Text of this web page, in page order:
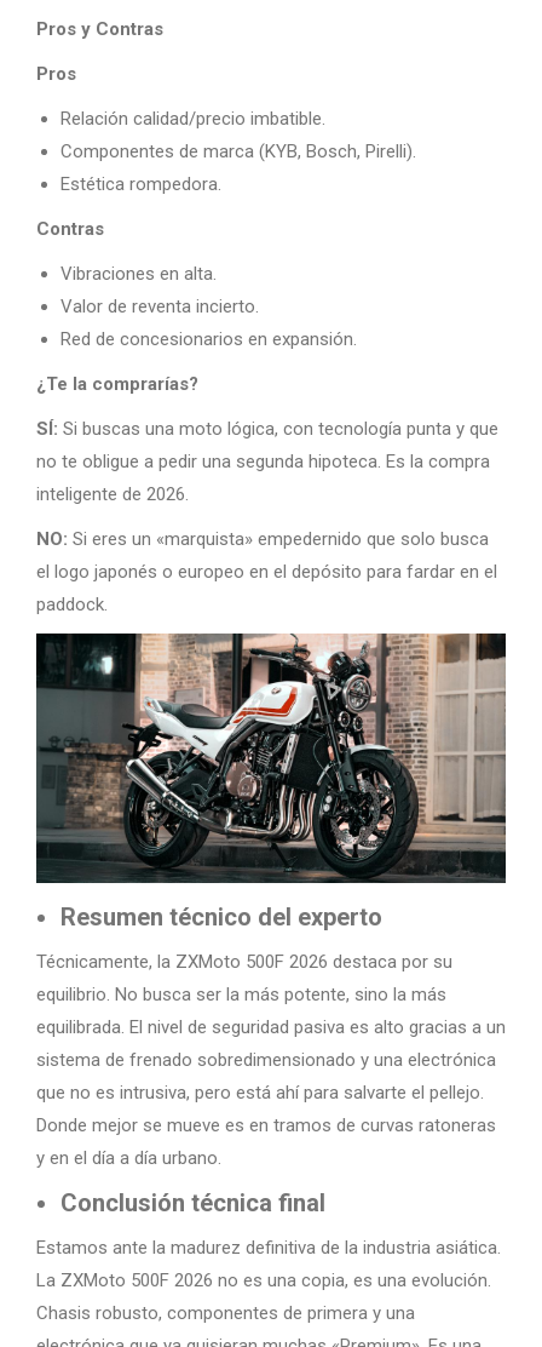
Pros y Contras
Pros
Relación calidad/precio imbatible.
Componentes de marca (KYB, Bosch, Pirelli).
Estética rompedora.
Contras
Vibraciones en alta.
Valor de reventa incierto.
Red de concesionarios en expansión.
¿Te la comprarías?
SÍ: Si buscas una moto lógica, con tecnología punta y que
no te obligue a pedir una segunda hipoteca. Es la compra
inteligente de 2026.
NO: Si eres un «marquista» empedernido que solo busca
el logo japonés o europeo en el depósito para fardar en el
paddock.
Resumen técnico del experto
Técnicamente, la ZXMoto 500F 2026 destaca por su
equilibrio. No busca ser la más potente, sino la más
equilibrada. El nivel de seguridad pasiva es alto gracias a un
sistema de frenado sobredimensionado y una electrónica
que no es intrusiva, pero está ahí para salvarte el pellejo.
Donde mejor se mueve es en tramos de curvas ratoneras
y en el día a día urbano.
Conclusión técnica final
Estamos ante la madurez definitiva de la industria asiática.
La ZXMoto 500F 2026 no es una copia, es una evolución.
Chasis robusto, componentes de primera y una